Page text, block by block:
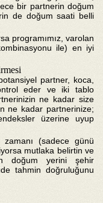
bir partnerin doğum
de doğum saati belli
programımız, varolan
ile) en iyi
partner, koca,
eder ve iki tablo
ne kadar size
ne kadar partnerinize;
üzerine uyup
(sadece günü
mutlaka belirtin ve
doğum yerini şehir
tahmin doğruluğunu